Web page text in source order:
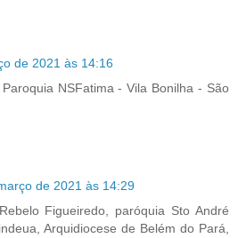
de 2021 às 14:16
NSFatima - Vila Bonilha - São
de 2021 às 14:29
Figueiredo, paróquia Sto André
Arquidiocese de Belém do Pará,